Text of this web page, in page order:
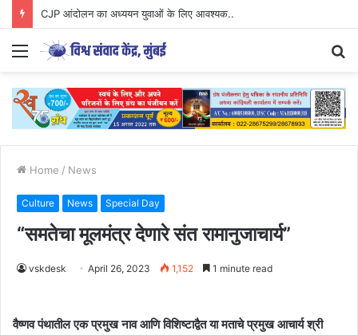
CJP आंदोलन का अध्ययन युवाओं के लिए आवश्यक..
Menu
Home / News
Culture News Special Day
“समतेचा मूलमंत्र देणारे संत रामानुजाचार्य”
vskdesk April 26, 2023 1,152 1 minute read
वैष्णव पंथातील एक प्रमुख नाव आणि विशिष्टाद्वैत या मताचे प्रमुख आचार्य श्री